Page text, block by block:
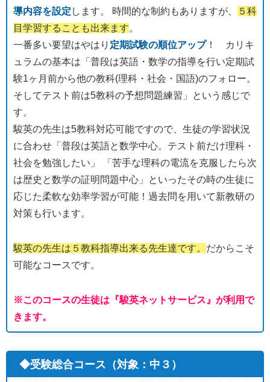
導内容を設定 します。 時間的な制約もありますが、
５科
目学習することも出来ます。
一番多い要望はやはり 定期試験の順位アップ！ カリキ
ュラムの基本は「普段は英語・数学の指導を行い定期試
験1ヶ月前から他の教科(理科・社会・国語)のフォロー。
そしてテスト前は5教科の予想問題練習」という感じで
す。
駿英の先生は5教科対応可能ですので、生徒の学習状況
に合わせ「普段は英語と数学中心。テスト前だけ理科・
社会を勉強したい」 「苦手な理科の電流を克服したら次
は歴史と数学の証明問題中心」といったその時の生徒に
応じた柔軟な効率学習が可能！過去問を用いて新教研の
対策も行います。
駿英の先生は５教科指導出来る先生達です。 だからこそ
可能なコースです。
※このコースの生徒は『駿英ネットサービス』が利用で
きます。
◆受験総合コース（対象：中３）